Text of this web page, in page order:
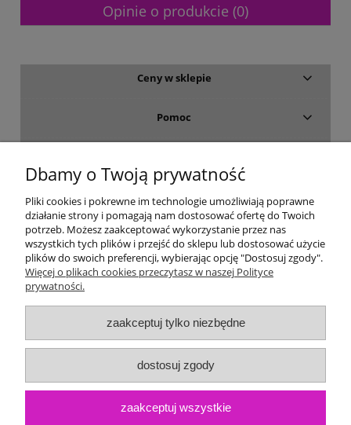
Opinie o produkcie (0)
Ceny w sklepie
Pomoc
Moje konto
Gwarancja i zwroty
O firmie
Dbamy o Twoją prywatność
Pliki cookies i pokrewne im technologie umożliwiają poprawne
działanie strony i pomagają nam dostosować ofertę do Twoich
potrzeb. Możesz zaakceptować wykorzystanie przez nas
wszystkich tych plików i przejść do sklepu lub dostosować użycie
plików do swoich preferencji, wybierając opcję "Dostosuj zgody".
Więcej o plikach cookies przeczytasz w naszej Polityce
prywatności.
zaakceptuj tylko niezbędne
dostosuj zgody
zaakceptuj wszystkie